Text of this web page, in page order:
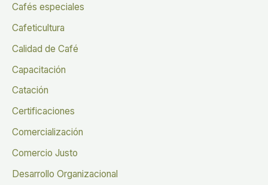
Cafés especiales
Cafeticultura
Calidad de Café
Capacitación
Catación
Certificaciones
Comercialización
Comercio Justo
Desarrollo Organizacional